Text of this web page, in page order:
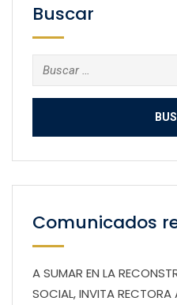
Buscar
Buscar:
Comunicados
A SUMAR EN LA
SOCIAL, INVITA RECTORA